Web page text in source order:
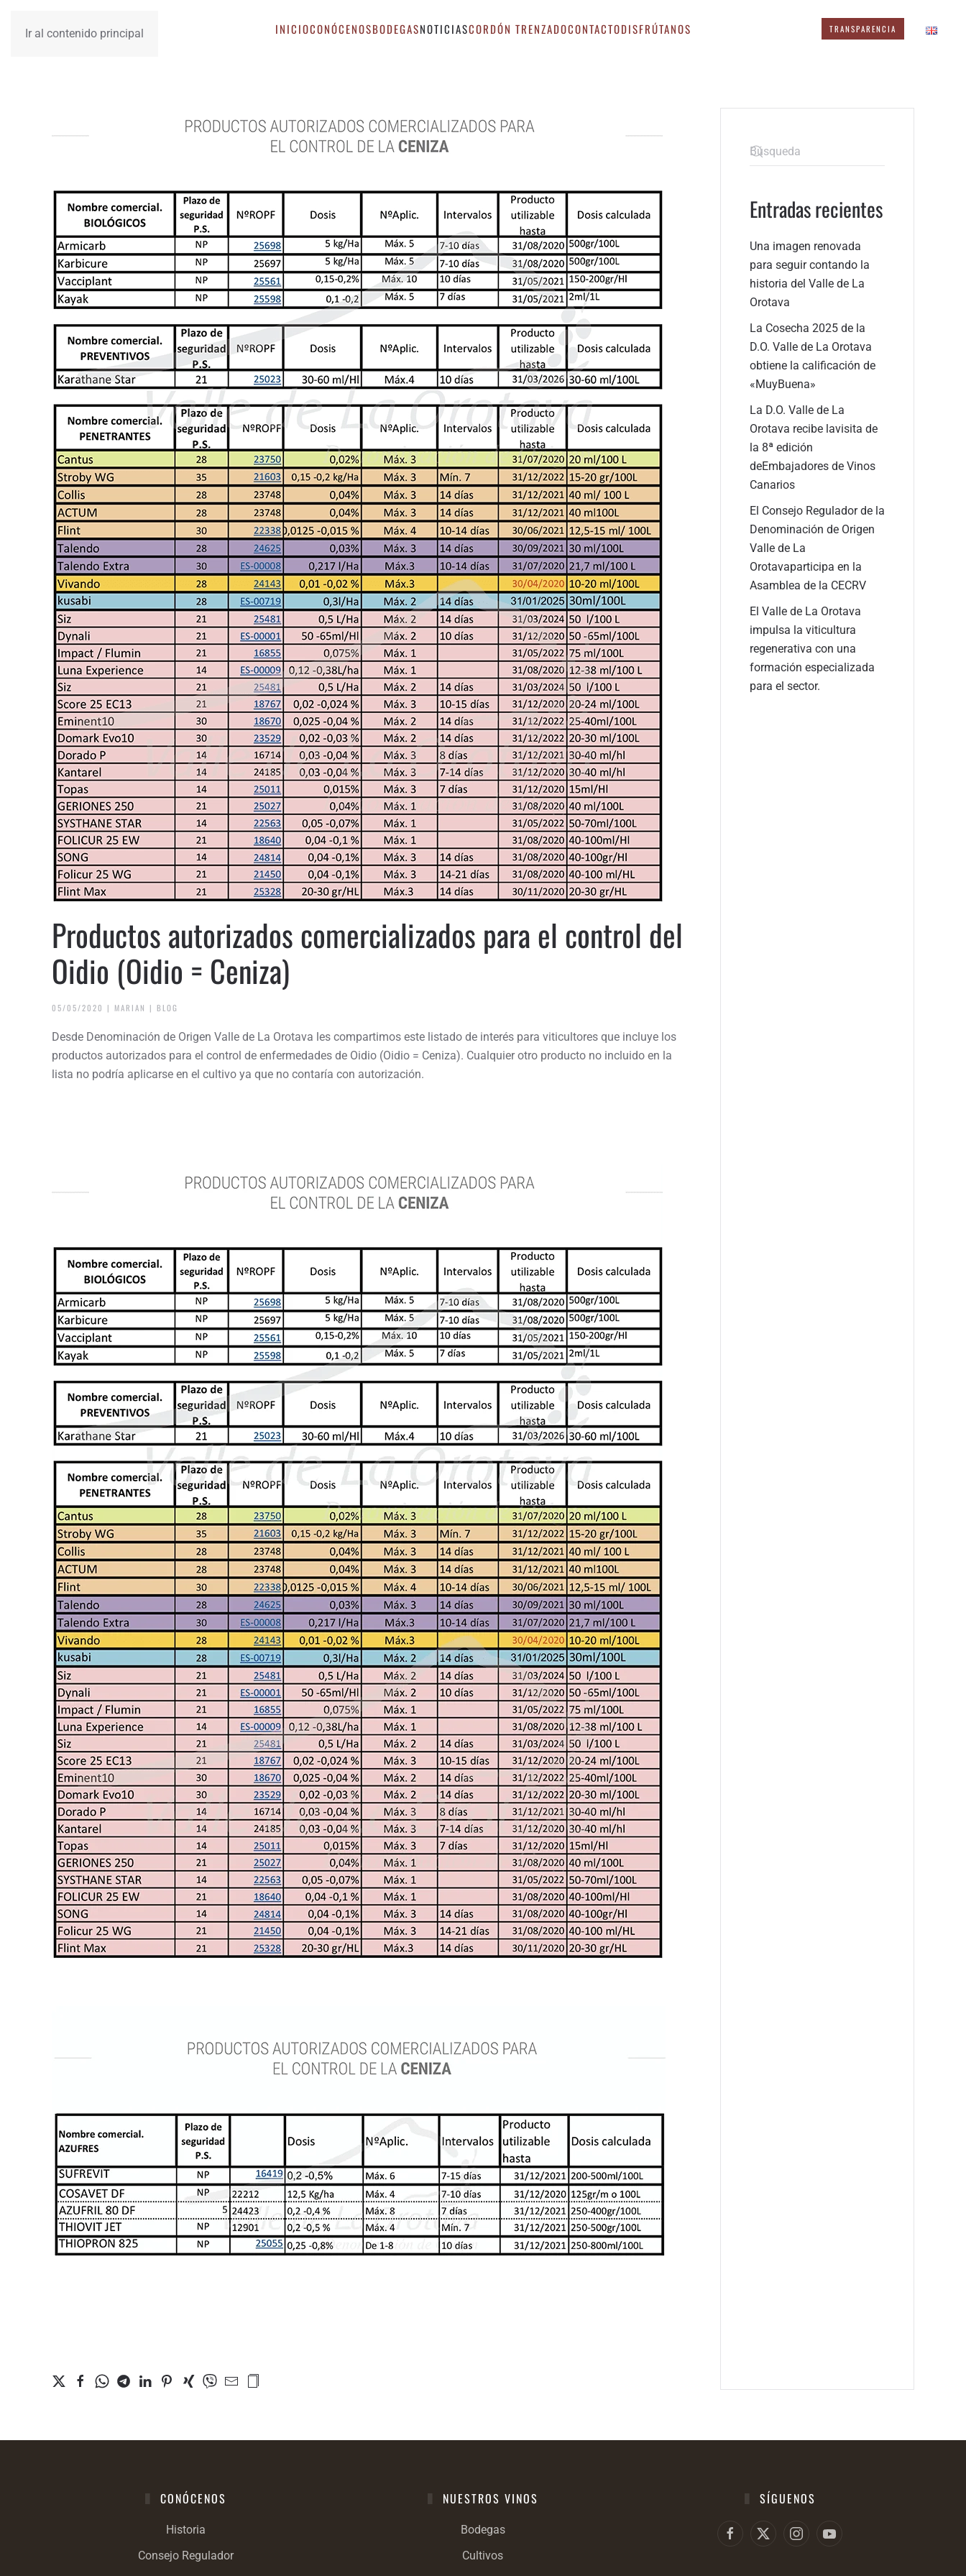
Ir al contenido principal INICIOCONÓCENOSBODEGASNOTICIASCORDÓN TRENZADOCONTACTODISFRÚTANOS TRANSPARENCIA
Productos autorizados comercializados para el control del
Oidio (Oidio = Ceniza)
05/05/2020 | MARIAN | BLOG
Desde Denominación de Origen Valle de La Orotava les compartimos este listado de interés para viticultores que incluye los
productos autorizados para el control de enfermedades de Oidio (Oidio = Ceniza). Cualquier otro producto no incluido en la
lista no podría aplicarse en el cultivo ya que no contaría con autorización.
Entradas recientes
Una imagen renovada
para seguir contando la
historia del Valle de La
Orotava
La Cosecha 2025 de la
D.O. Valle de La Orotava
obtiene la calificación de
«MuyBuena»
La D.O. Valle de La
Orotava recibe lavisita de
la 8ª edición
deEmbajadores de Vinos
Canarios
El Consejo Regulador de la
Denominación de Origen
Valle de La
Orotavaparticipa en la
Asamblea de la CECRV
El Valle de La Orotava
impulsa la viticultura
regenerativa con una
formación especializada
para el sector.
CONÓCENOS
Historia
Consejo Regulador
NUESTROS VINOS
Bodegas
Cultivos
SÍGUENOS